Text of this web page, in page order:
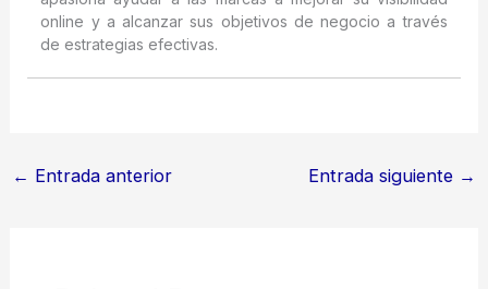
online y a alcanzar sus objetivos de negocio a través
de estrategias efectivas.
← Entrada anterior Entrada siguiente →